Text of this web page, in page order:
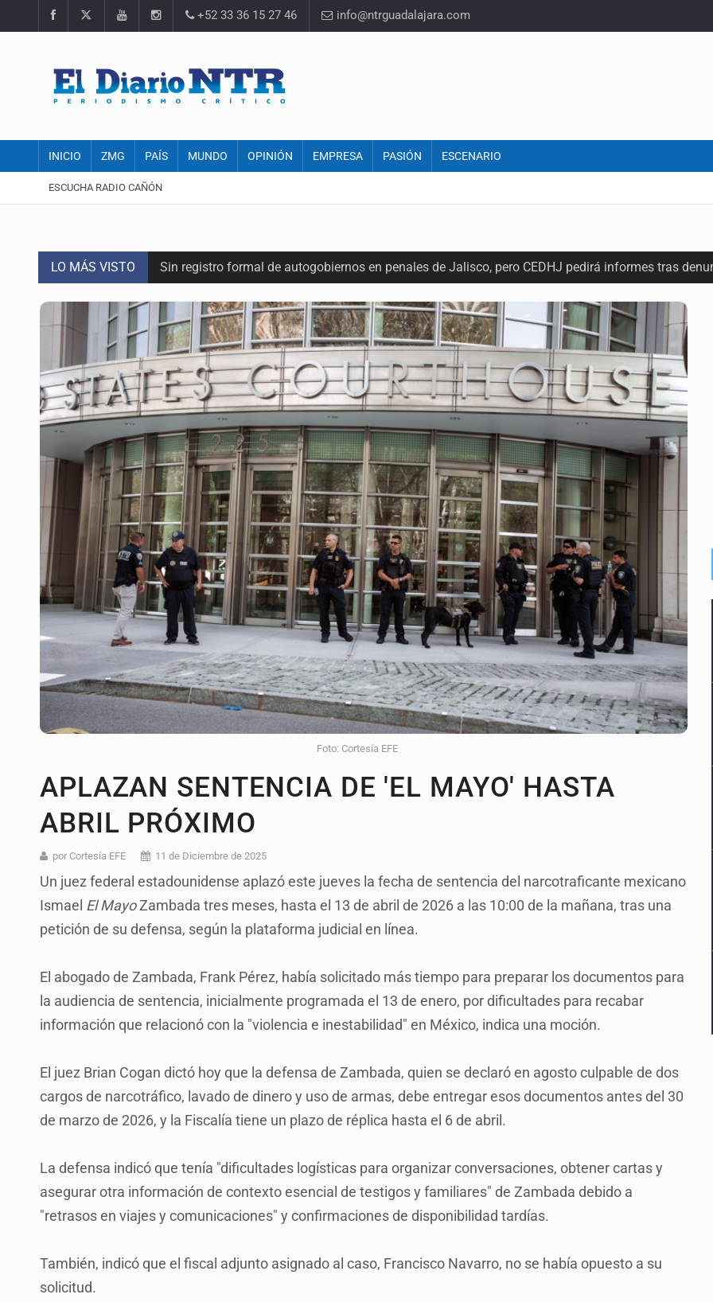
+52 33 36 15 27 46 info@ntrguadalajara.com
INICIO ZMG PAÍS MUNDO OPINIÓN EMPRESA PASIÓN ESCENARIO
ESCUCHA RADIO CAÑÓN
LO MÁS VISTO Sin registro formal de autogobiernos en penales de Jalisco, pero CEDHJ pedirá informes tras
Citarían a Medrano si persiste falta de diálogo con vecinos de Mirador San Isidro
Asesinan a tres luego de dos ataques armados
Mujer resulta lesionada tras ataque de pitbull en Zapopan
Vinculan a pareja que extorsionaba con peluches para exigir 'cobro de piso'
Mueren cuatro personas por volcadura en San Miguel el Alto
Ken Salazar afirma que no tiene evidencia de vínculos entre el gobierno de México y el crimen
Sheinbaum se reúnen secretario de Estado del Vaticano
Vinculan a responsable de homicidio registrado en 2025 en Tlaquepaque
Buscan reformar Ley de Salud en Jalisco para emitir alertas sanitarias por mala calidad del agua
Foto: Cortesía EFE
APLAZAN SENTENCIA DE 'EL MAYO' HASTA
ABRIL PRÓXIMO
por Cortesía EFE 11 de Diciembre de 2025
Un juez federal estadounidense aplazó este jueves la fecha de sentencia del narcotraficante mexicano
Ismael El MayoZambada tres meses, hasta el 13 de abril de 2026 a las 10:00 de la mañana, tras una
petición de su defensa, según la plataforma judicial en línea.
El abogado de Zambada, Frank Pérez, había solicitado más tiempo para preparar los documentos para
la audiencia de sentencia, inicialmente programada el 13 de enero, por dificultades para recabar
información que relacionó con la "violencia e inestabilidad" en México, indica una moción.
El juez Brian Cogan dictó hoy que la defensa de Zambada, quien se declaró en agosto culpable de dos
cargos de narcotráfico, lavado de dinero y uso de armas, debe entregar esos documentos antes del 30
de marzo de 2026, y la Fiscalía tiene un plazo de réplica hasta el 6 de abril.
La defensa indicó que tenía "dificultades logísticas para organizar conversaciones, obtener cartas y
asegurar otra información de contexto esencial de testigos y familiares" de Zambada debido a
"retrasos en viajes y comunicaciones" y confirmaciones de disponibilidad tardías.
También, indicó que el fiscal adjunto asignado al caso, Francisco Navarro, no se había opuesto a su
solicitud.